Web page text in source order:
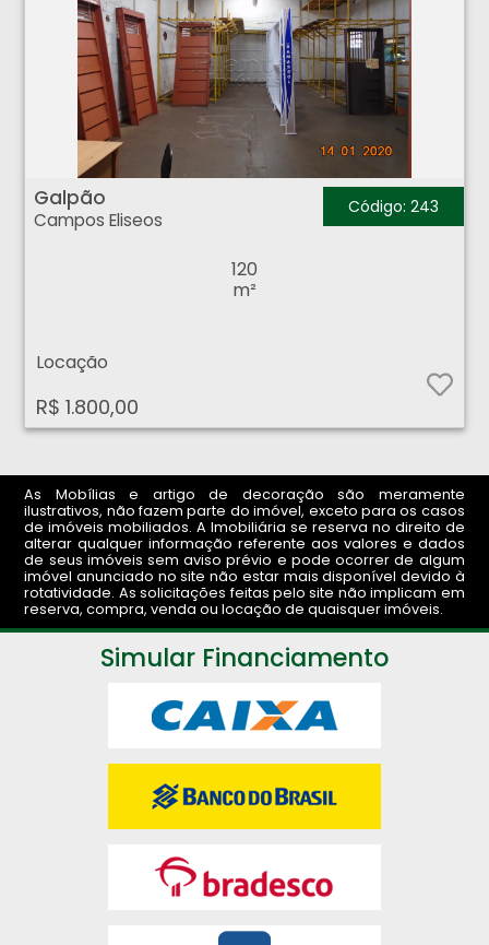
Galpão - Campos Eliseos - Ribeirão Preto
Galpão
Campos Eliseos
Código: 243
120
m²
Locação
R$ 1.800,00
As Mobílias e artigo de decoração são meramente
ilustrativos, não fazem parte do imóvel, exceto para os casos
de imóveis mobiliados. A Imobiliária se reserva no direito de
alterar qualquer informação referente aos valores e dados
de seus imóveis sem aviso prévio e pode ocorrer de algum
imóvel anunciado no site não estar mais disponível devido à
rotatividade. As solicitações feitas pelo site não implicam em
reserva, compra, venda ou locação de quaisquer imóveis.
Simular Financiamento